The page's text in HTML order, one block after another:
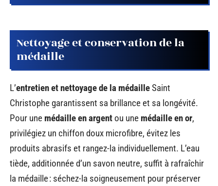
Nettoyage et conservation de la
médaille
L’entretien et nettoyage de la médailleSaint
Christophe garantissent sa brillance et sa longévité.
Pour une médaille en argent ou une médaille en or,
privilégiez un chiffon doux microfibre, évitez les
produits abrasifs et rangez-la individuellement. L’eau
tiède, additionnée d’un savon neutre, suffit à rafraîchir
la médaille : séchez-la soigneusement pour préserver